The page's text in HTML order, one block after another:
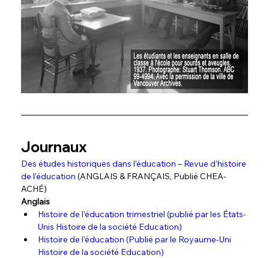
Journaux
Des études historiques dans l’éducation – Revue d’histoire
de l’éducation (ANGLAIS & FRANÇAIS, Publié CHEA-
ACHÉ)
Anglais
Histoire de l’éducation trimestriel (publié par les États-
Unis Histoire de la société Education)
Histoire de l’éducation (Publié par le Royaume-Uni
Histoire de la société Education)